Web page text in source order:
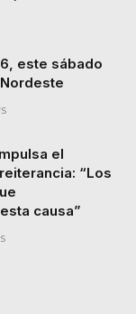
este sábado
el
“Los
causa”